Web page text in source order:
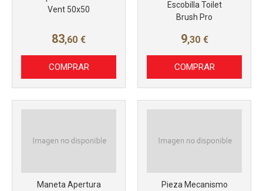
Vent 50x50
83,60 €
COMPRAR
Escobilla Toilet
Brush Pro
9,30 €
COMPRAR
Maneta Apertura
Pieza Mecanismo